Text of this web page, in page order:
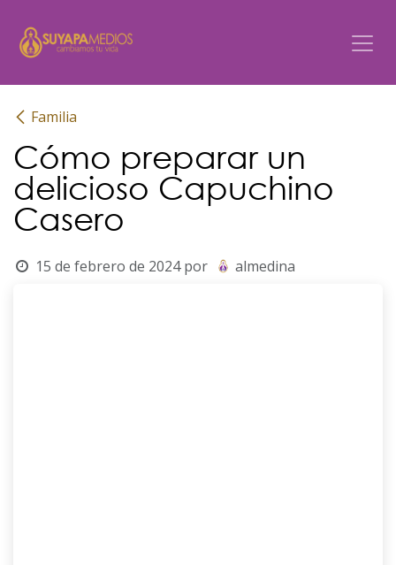
Familia
Cómo preparar un
delicioso Capuchino
Casero
15 de febrero de 2024 por almedina